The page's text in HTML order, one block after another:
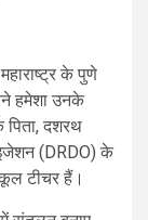
के पुणे
हमेशा उनके
दशरथ
(DRDO) के
टीचर हैं।